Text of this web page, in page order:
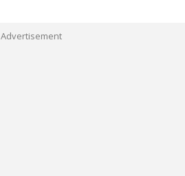
Advertisement